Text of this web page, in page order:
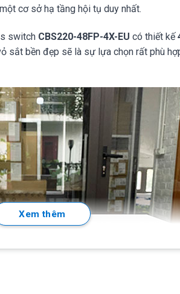
cơ sở hạ tầng hội tụ duy nhất.
switch CBS220-48FP-4X-EU có thiết kế
sắt bền đẹp sẽ là sự lựa chọn rất phù
Xem thêm